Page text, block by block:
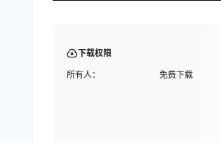
下载权限
所有人： 免费下载